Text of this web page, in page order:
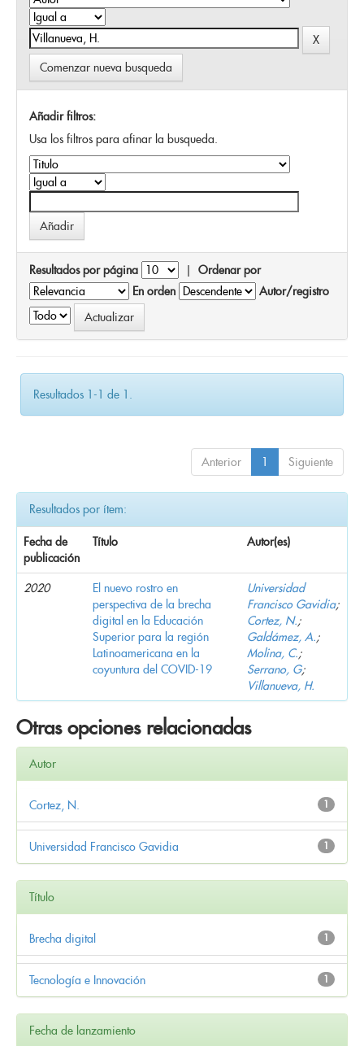
Comenzar nueva busqueda
Añadir filtros:
Usa los filtros para afinar la busqueda.
Resultados por página | Ordenar por
En orden
Autor/registro
Resultados 1-1 de 1.
Anterior 1 Siguiente
Resultados por ítem:
Fecha de
publicación
Título Autor(es)
2020
El nuevo rostro en
perspectiva de la brecha
digital en la Educación
Superior para la región
Latinoamericana en la
coyuntura del COVID-19
Universidad
Francisco Gavidia;
Cortez, N.;
Galdámez, A.;
Molina, C.;
Serrano, G;
Villanueva, H.
Otras opciones relacionadas
Autor
1
Cortez, N.
1
Universidad Francisco Gavidia
Título
1
Brecha digital
1
Tecnología e Innovación
Fecha de lanzamiento